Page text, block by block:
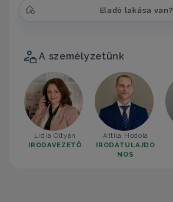
Eladó lakása van?
A személyzetünk
Lidia Oltyán
IRODAVEZETŐ
Attila Hodola
IRODATULAJDO
NOS